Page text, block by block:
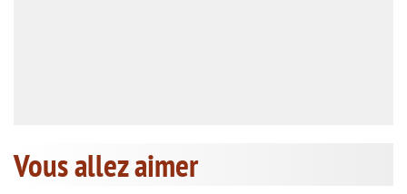
Vous allez aimer